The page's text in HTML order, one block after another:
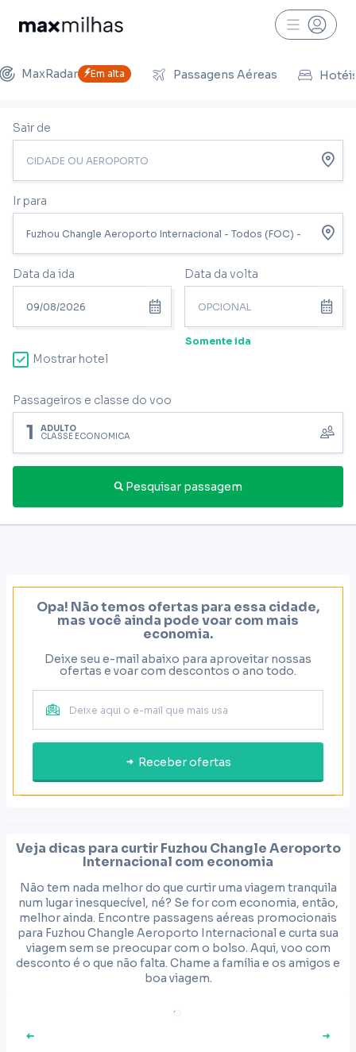
MaxRadar Em alta Passagens Aéreas
Sair de
Ir para
Data da ida Data da volta
Somente ida
Mostrar hotel
Passageiros e classe do voo
1 ADULTO
CLASSE ECONÔMICA
Pesquisar passagem
Opa! Não temos ofertas para essa cidade,
mas você ainda pode voar com mais
economia.
Deixe seu e-mail abaixo para aproveitar nossas
ofertas e voar com descontos o ano todo.
Receber ofertas
Veja dicas para curtirFuzhou Changle Aeroporto
Internacional com economia
Não tem nada melhor do que curtir uma viagem tranquila
num lugar inesquecível, né? Se for com economia, então,
melhor ainda. Encontre passagens aéreas promocionais
para Fuzhou Changle Aeroporto Internacional e curta sua
viagem sem se preocupar com o bolso. Aqui, voo com
desconto é o que não falta. Chame a família e os amigos e
boa viagem.